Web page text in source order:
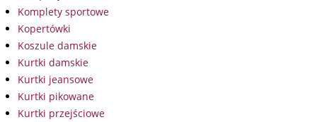
Komplety sportowe
Kopertówki
Koszule damskie
Kurtki damskie
Kurtki jeansowe
Kurtki pikowane
Kurtki przejściowe